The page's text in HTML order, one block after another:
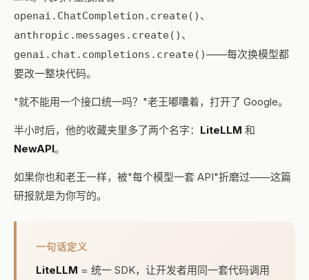
openai.ChatCompletion.create() 、
anthropic.messages.create() 、
genai.chat.completions.create()——每次换模型都
要改一整块代码。
"就不能用一个接口统一吗？"老王嘟囔着，打开了 Google。
半小时后，他的收藏夹里多了两个名字： LiteLLM 和
NewAPI。
如果你也和老王一样，被"每个模型一套 API"折磨过——这篇
研报就是为你写的。
一句话定义
LiteLLM = 统一 SDK，让开发者用同一套代码调用